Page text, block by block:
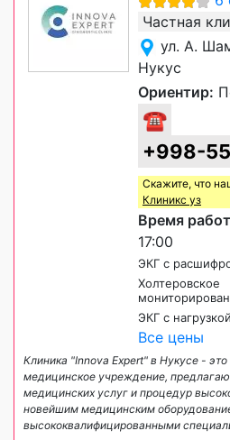
Частная
ул. А.
Нукус
Ориентир:
☎
+998-
Скажите, что
Клиникс уз
Время
17:00
ЭКГ с
Холтеровское
ЭКГ с нагрузкой
Все цены
Клиника "Innova Expert" в Нукусе -
медицинское учреждение,
медицинских услуг и процедур
новейшим медицинским
высококвалифицированными